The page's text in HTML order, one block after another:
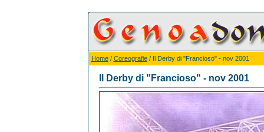
Home/ Coreografie/ Il Derby di "Francioso" - nov 2001
Il Derby di "Francioso" - nov 2001